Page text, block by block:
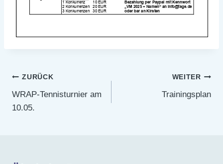
Beitragsnavigation
ZURÜCK
WRAP-Tennisturnier am
10.05.
WEITER
Trainingsplan